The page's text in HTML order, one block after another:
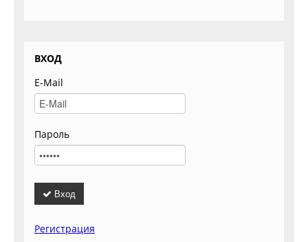
ВХОД
E-Mail
Пароль
Вход
Регистрация